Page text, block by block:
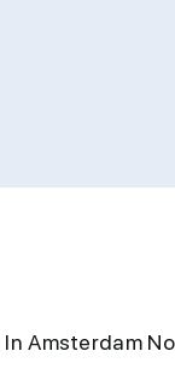
In Amsterdam